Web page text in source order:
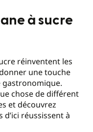
à sucre
réinventent les
une touche
chose de différent
et découvrez
réussissent à